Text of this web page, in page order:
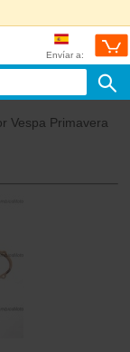
Envíar a:
Vespa Primavera